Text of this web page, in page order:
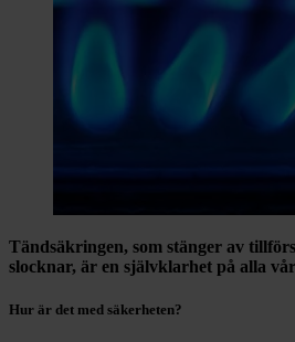
Tändsäkringen, som stänger av
slocknar, är en självklarhet på alla
Hur är det med säkerheten?